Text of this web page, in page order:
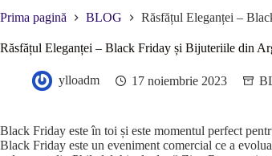
Prima pagină BLOG Răsfățul Eleganței –
Răsfățul Eleganței – Black Friday și Bijuteriile din
ylloadm 17 noiembrie 2023
Black Friday este în toi și este momentul perfect
Black Friday este un eveniment comercial ce a